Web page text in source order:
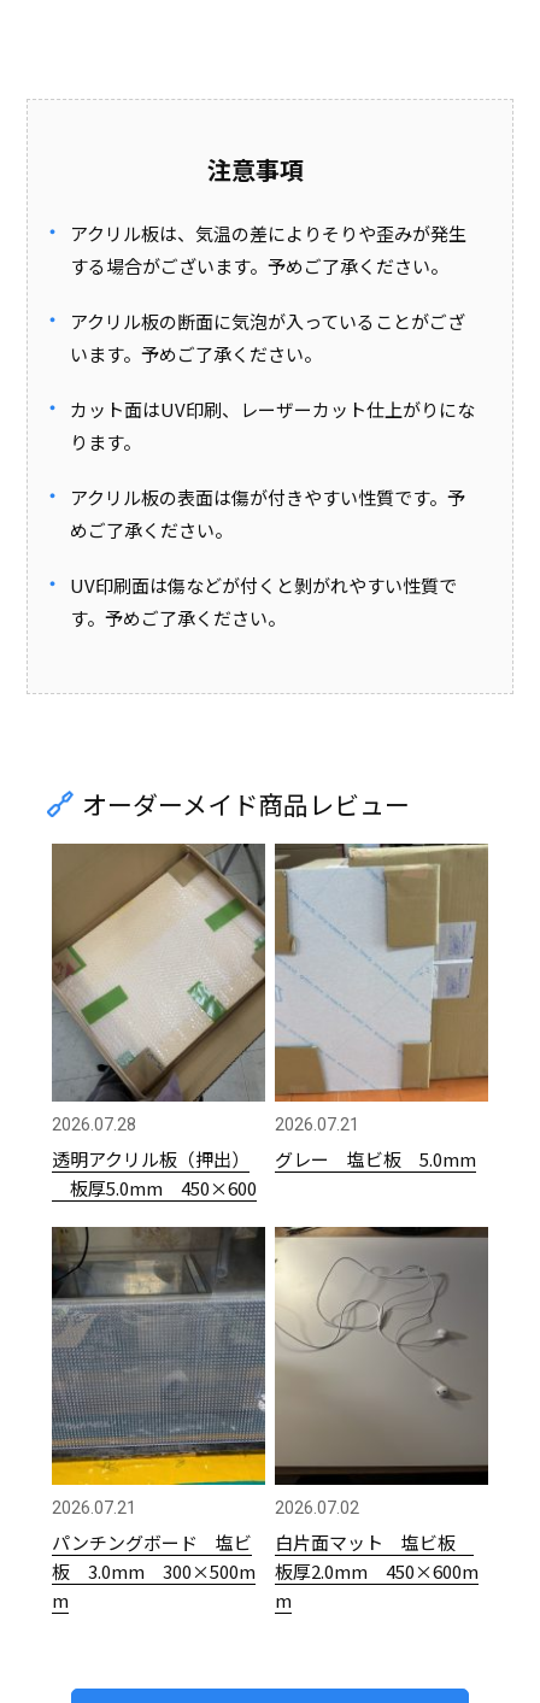
注意事項
アクリル板は、気温の差によりそりや歪みが発生
する場合がございます。予めご了承ください。
アクリル板の断面に気泡が入っていることがござ
います。予めご了承ください。
カット面はUV印刷、レーザーカット仕上がりにな
ります。
アクリル板の表面は傷が付きやすい性質です。予
めご了承ください。
UV印刷面は傷などが付くと剝がれやすい性質で
す。予めご了承ください。
オーダーメイド商品レビュー
2026.07.28
透明アクリル板（押出）
板厚5.0mm 450×600
2026.07.21
グレー 塩ビ板 5.0mm
2026.07.21
パンチングボード 塩ビ
板 3.0mm 300×500m
m
2026.07.02
白片面マット 塩ビ板
板厚2.0mm 450×600m
m